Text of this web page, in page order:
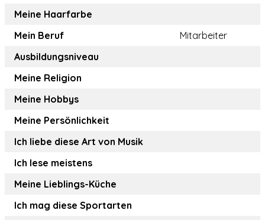
Meine Haarfarbe
Mein Beruf
Mitarbeiter
Ausbildungsniveau
Meine Religion
Meine Hobbys
Meine Persönlichkeit
Ich liebe diese Art von Musik
Ich lese meistens
Meine Lieblings-Küche
Ich mag diese Sportarten